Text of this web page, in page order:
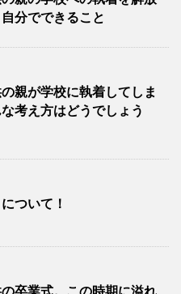
分でできること
親が学校に執着してしま
考え方はどうでしょう
ついて！
卒業式。この時期に溢れ